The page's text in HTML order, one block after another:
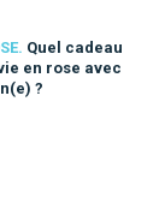
Quel cadeau
en rose avec
?
valentin(e) ?